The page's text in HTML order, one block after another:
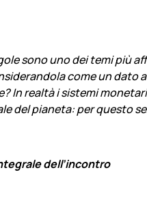
sono uno dei temi più
come un dato
In realtà i sistemi
del pianeta: per questo
dell’incontro